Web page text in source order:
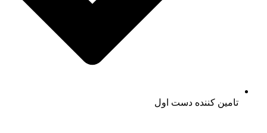
تامین کننده دست اول